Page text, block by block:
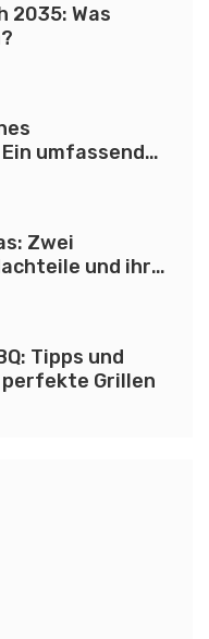
2035: Was
umfassender
Zwei
und ihre
Tipps und
Grillen